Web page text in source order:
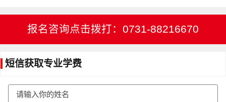
报名咨询点击拨打：0731-88216670
短信获取专业学费